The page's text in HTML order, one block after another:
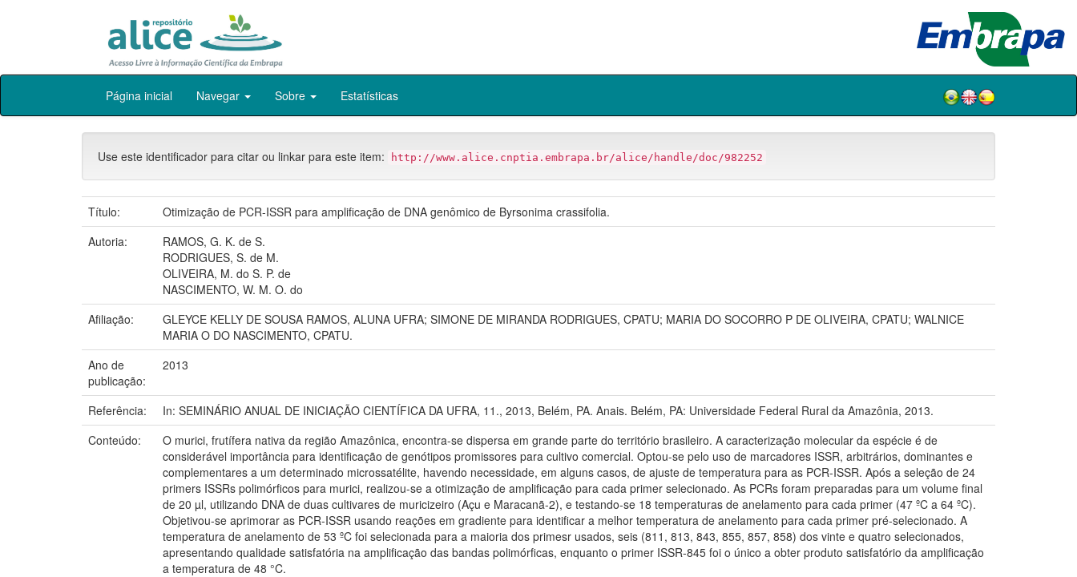
Skip
Página inicial Navegar Sobre Estatísticas
Use este identificador para citar ou linkar para este item: http://www.alice.cnptia.embrapa.br/alice/handle/doc/982252
Título:
Otimização de PCR-ISSR para amplificação de DNA genômico de Byrsonima crassifolia.
Autoria:
RAMOS, G. K. de S.
RODRIGUES, S. de M.
OLIVEIRA, M. do S. P. de
NASCIMENTO, W. M. O. do
Afiliação:
GLEYCE KELLY DE SOUSA RAMOS, ALUNA UFRA; SIMONE DE MIRANDA RODRIGUES, CPATU; MARIA DO SOCORRO P DE OLIVEIRA, CPATU; WALNICE
MARIA O DO NASCIMENTO, CPATU.
Ano de
publicação:
2013
Referência:
In: SEMINÁRIO ANUAL DE INICIAÇÃO CIENTÍFICA DA UFRA, 11., 2013, Belém, PA. Anais. Belém, PA: Universidade Federal Rural da Amazônia, 2013.
Conteúdo:
O murici, frutífera nativa da região Amazônica, encontra-se dispersa em grande parte do território brasileiro. A caracterização molecular da espécie é de
considerável importância para identificação de genótipos promissores para cultivo comercial. Optou-se pelo uso de marcadores ISSR, arbitrários, dominantes e
complementares a um determinado microssatélite, havendo necessidade, em alguns casos, de ajuste de temperatura para as PCR-ISSR. Após a seleção de 24
primers ISSRs polimórficos para murici, realizou-se a otimização de amplificação para cada primer selecionado. As PCRs foram preparadas para um volume final
de 20 µl, utilizando DNA de duas cultivares de muricizeiro (Açu e Maracanã-2), e testando-se 18 temperaturas de anelamento para cada primer (47 ºC a 64 ºC).
Objetivou-se aprimorar as PCR-ISSR usando reações em gradiente para identificar a melhor temperatura de anelamento para cada primer pré-selecionado. A
temperatura de anelamento de 53 ºC foi selecionada para a maioria dos primesr usados, seis (811, 813, 843, 855, 857, 858) dos vinte e quatro selecionados,
apresentando qualidade satisfatória na amplificação das bandas polimórficas, enquanto o primer ISSR-845 foi o único a obter produto satisfatório da amplificação
a temperatura de 48 °C.